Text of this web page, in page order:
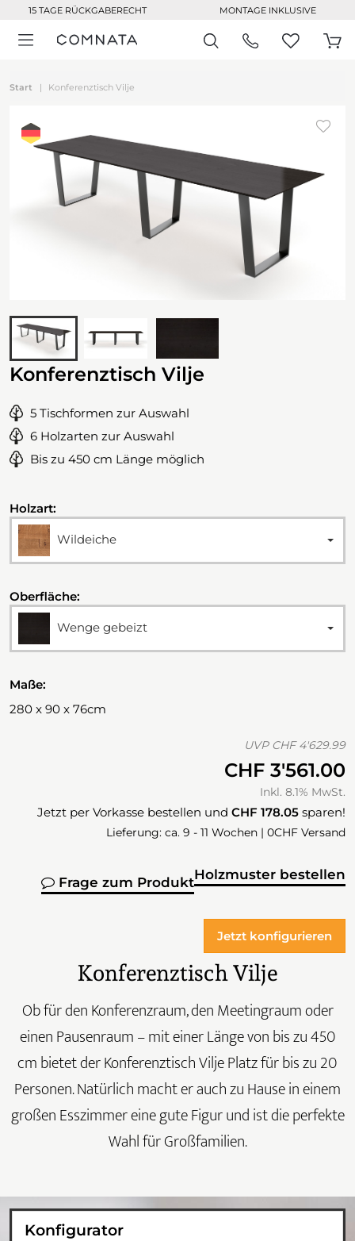
15 TAGE RÜCKGABERECHT MONTAGE INKLUSIVE
Start Konferenztisch Vilje
Konferenztisch Vilje
5 Tischformen zur Auswahl
6 Holzarten zur Auswahl
Bis zu 450 cm Länge möglich
Holzart:
Wildeiche
Oberfläche:
Wenge gebeizt
Maße:
280 x 90 x 76cm
UVP CHF 4'629.99
CHF 3'561.00
Inkl. 8.1% MwSt.
Jetzt per Vorkasse bestellen und CHF 178.05 sparen!
Lieferung: ca. 9 - 11 Wochen | 0CHF Versand
Holzmuster bestellen
Frage zum Produkt
Jetzt konfigurieren
Konferenztisch Vilje
Ob für den Konferenzraum, den Meetingraum oder
einen Pausenraum – mit einer Länge von bis zu 450
cm bietet der Konferenztisch Vilje Platz für bis zu 20
Personen. Natürlich macht er auch zu Hause in einem
großen Esszimmer eine gute Figur und ist die perfekte
Wahl für Großfamilien.
Konfigurator